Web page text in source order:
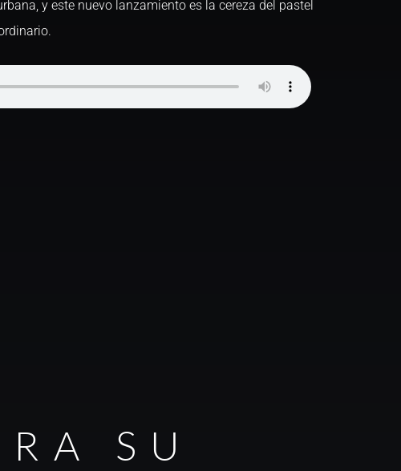
y este nuevo lanzamiento es la cereza del pastel
SU